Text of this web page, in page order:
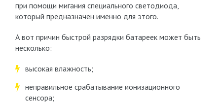
при помощи мигания специального светодиода,
который предназначен именно для этого.
А вот причин быстрой разрядки батареек может быть
несколько:
высокая влажность;
неправильное срабатывание ионизационного
сенсора;